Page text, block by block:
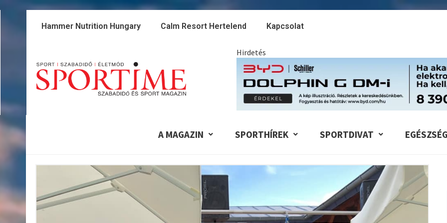
Hammer Nutrition Hungary Calm Resort Hertelend Kapcsolat
Hirdetés
A MAGAZIN SPORTHÍREK SPORTDIVAT EGÉSZSÉG